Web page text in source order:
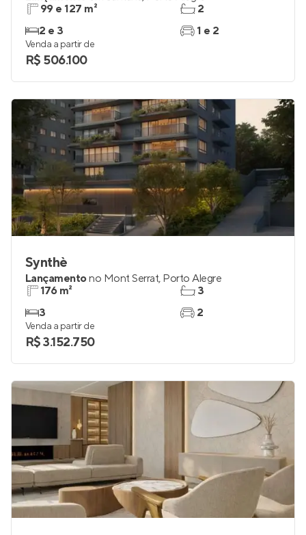
99 e 127 m²
2 e 3
2
1 e 2
Venda a partir de
R$ 506.100
Synthè
Lançamentono Mont Serrat, Porto Alegre
176 m²
3
3
2
Venda a partir de
R$ 3.152.750